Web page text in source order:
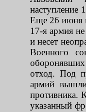
наступление
Еще 26 июня
17-я армия
и несет
Военного
оборонявших
отход. Под
армий
противника.
указанный